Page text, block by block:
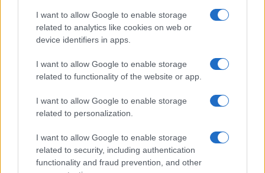
I want to allow Google to enable storage
related to analytics like cookies on web or
device identifiers in apps.
I want to allow Google to enable storage
related to functionality of the website or app.
I want to allow Google to enable storage
related to personalization.
I want to allow Google to enable storage
related to security, including authentication
functionality and fraud prevention, and other
la industria automotriz en 2025
Un vistazo a las mujeres que marcan la…
AUTOMOVIL